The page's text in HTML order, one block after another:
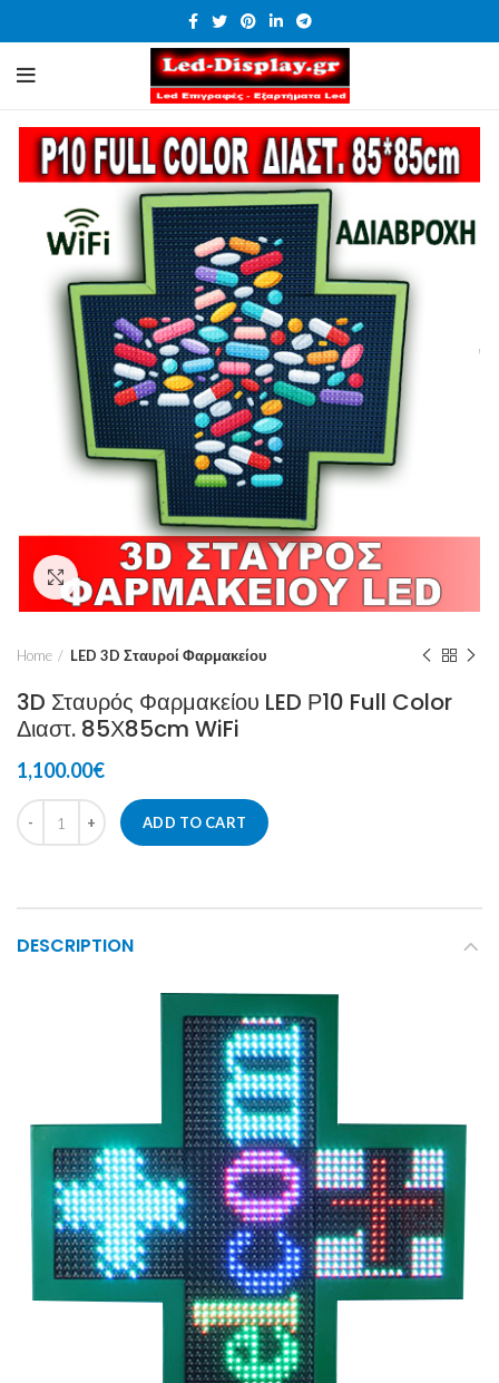
Click to enlarge
Home LED 3D Σταυροί Φαρμακείου
3D Σταυρός Φαρμακείου LED Ρ10 Full Color
Διαστ. 85Χ85cm WiFi
1,100.00€
ADD TO CART
DESCRIPTION